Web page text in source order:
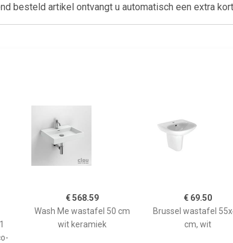
besteld artikel ontvangt u automatisch een extra
€ 568.59
Wash Me wastafel 50 cm
wit keramiek
€ 69.50
Brussel wastafel
cm, wit